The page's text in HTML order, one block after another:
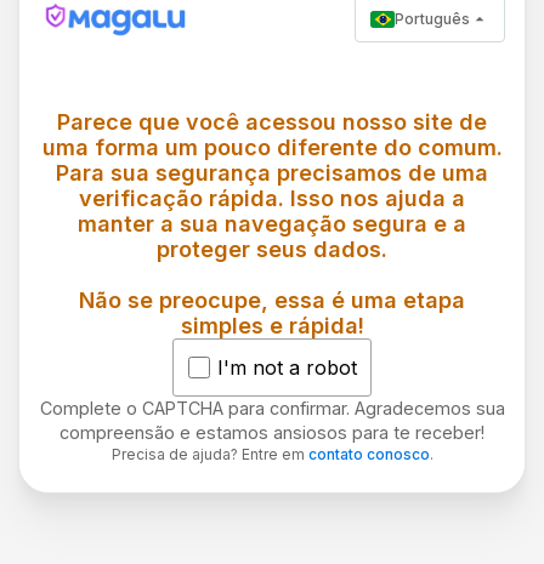
Português
Parece que você acessou nosso site de
uma forma um pouco diferente do comum.
Para sua segurança precisamos de uma
verificação rápida. Isso nos ajuda a
manter a sua navegação segura e a
proteger seus dados.
Não se preocupe, essa é uma etapa
simples e rápida!
I'm not a robot
Complete o CAPTCHA para confirmar. Agradecemos sua
compreensão e estamos ansiosos para te receber!
Precisa de ajuda? Entre em contato conosco.